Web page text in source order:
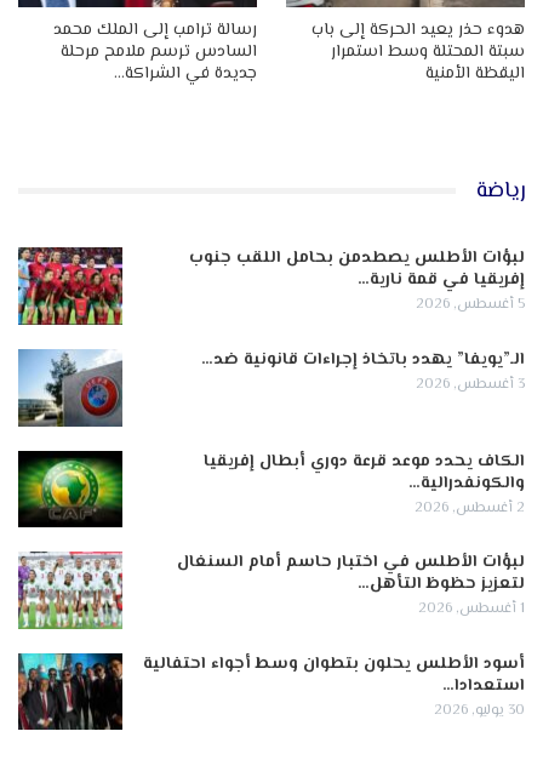
هدوء حذر يعيد الحركة إلى باب
سبتة المحتلة وسط استمرار
اليقظة الأمنية
رسالة ترامب إلى الملك محمد
السادس ترسم ملامح مرحلة
جديدة في الشراكة…
رياضة
لبؤات الأطلس يصطدمن بحامل اللقب جنوب
إفريقيا في قمة نارية…
5 أغسطس, 2026
الـ”يويفا” يهدد باتخاذ إجراءات قانونية ضد…
3 أغسطس, 2026
الكاف يحدد موعد قرعة دوري أبطال إفريقيا
والكونفدرالية…
2 أغسطس, 2026
لبؤات الأطلس في اختبار حاسم أمام السنغال
لتعزيز حظوظ التأهل…
1 أغسطس, 2026
أسود الأطلس يحلون بتطوان وسط أجواء احتفالية
استعدادا…
30 يوليو, 2026